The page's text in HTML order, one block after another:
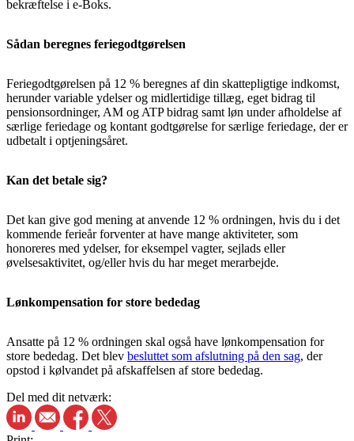
bekræftelse i e-Boks.
Sådan beregnes feriegodtgørelsen
Feriegodtgørelsen på 12 % beregnes af din skattepligtige indkomst,
herunder variable ydelser og midlertidige tillæg, eget bidrag til
pensionsordninger, AM og ATP bidrag samt løn under afholdelse af
særlige feriedage og kontant godtgørelse for særlige feriedage, der er
udbetalt i optjeningsåret.
Kan det betale sig?
Det kan give god mening at anvende 12 % ordningen, hvis du i det
kommende ferieår forventer at have mange aktiviteter, som
honoreres med ydelser, for eksempel vagter, sejlads eller
øvelsesaktivitet, og/eller hvis du har meget merarbejde.
Lønkompensation for store bededag
Ansatte på 12 % ordningen skal også have lønkompensation for
store bededag. Det blev besluttet som afslutning på den sag, der
opstod i kølvandet på afskaffelsen af store bededag.
Del med dit netværk: